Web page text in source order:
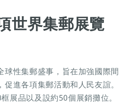
世界集郵展覽
球性集郵盛事，旨在加強國際間
進各項集郵活動和人民友誼。
展品以及設約50個展銷攤位。